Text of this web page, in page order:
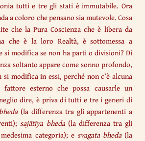
tutti e tre gli stati è immutabile. Ora
a coloro che pensano sia mutevole. Cosa
che la Pura Coscienza che è libera da
che è la loro Realtà, è sottomessa a
si modifica se non ha parti o divisioni? Di
soltanto appare come sonno profondo,
si modifica in essi, perché non c’è alcuna
esterno che possa causarle un
dire, è priva di tutti e tre i generi di
(la differenza tra gli appartenenti a
sajātīya bheda (la differenza tra gli
categoria); e svagata bheda (la